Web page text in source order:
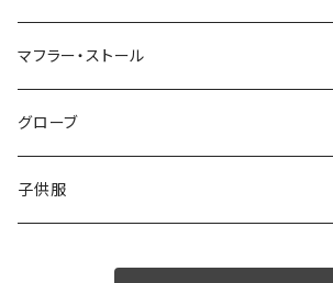
50/XL～
48/L
50/XL～
46/M
48/L
50/XL～
～44/S
46/M
48/L
マフラー・ストール
グローブ
子供服